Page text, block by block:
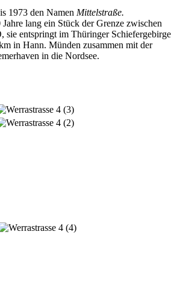
1973 den Namen Mittelstraße.
lang ein Stück der Grenze zwischen
sie entspringt im Thüringer Schiefergebirge
in Hann. Münden zusammen mit der
in die Nordsee.